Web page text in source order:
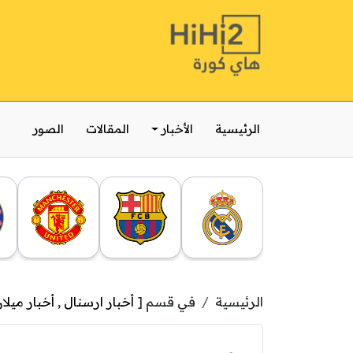
الرئيسية الأخبار المقالات الصور
الرئيسية في قسم [ أخبار ارسنال , أخبار